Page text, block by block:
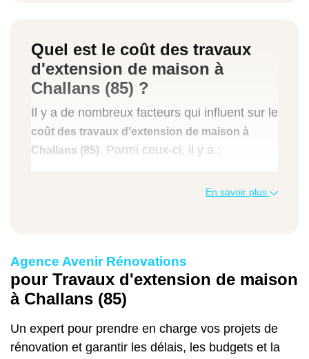
Quel est le coût des travaux
d'extension de maison à
Challans (85) ?
Il y a de nombreux facteurs qui influent sur le
coût des travaux d'extension de maison à
Challans (85). Parmi ceux-ci, il y a :
de maison, véranda…),
les matériaux utilisés (bois, acier, verre,
parpaing…),
La situation de la maison, la dimension, le
type d'architecture ou la nature du terrain
sont également des paramètres qui ont un
En savoir plus
Agence Avenir Rénovations
pour Travaux d'extension de maison
à Challans (85)
Un expert pour prendre en charge vos projets de
rénovation et garantir les délais, les budgets et la